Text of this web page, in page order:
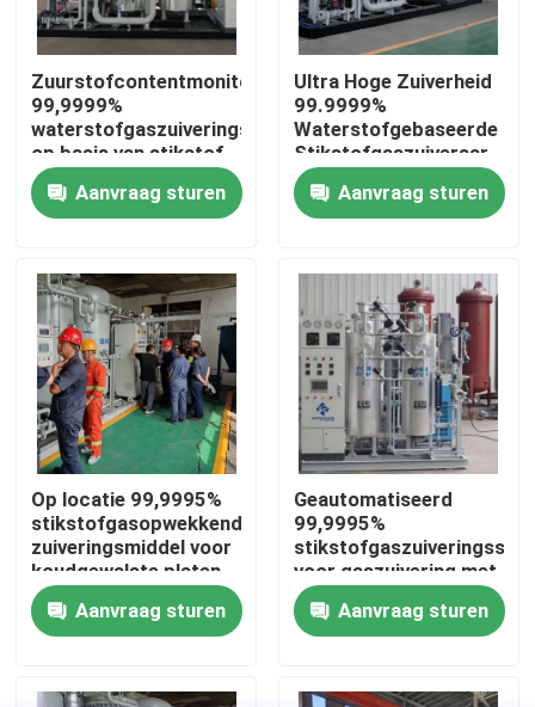
Thuis
Producten
Over ons
Kwaliteitscontrole
Neem contact met ons op
Nieuws
Vraag een offerte
PSA stikstofgasgeneratoren
De Generator van de hoge Zuiverheidsstikstof
Zuurstofcontentmonitor
99,9999%
waterstofgaszuiveringsmiddel
op basis van stikstof
Aanvraag sturen
Ultra Hoge Zuiverheid
99.9999%
Waterstofgebaseerde
Stikstofgaszuiveraar
Aanvraag sturen
Op locatie 99,9995%
stikstofgasopwekkende
zuiveringsmiddel voor
koudgewalste platen
Aanvraag sturen
Geautomatiseerd
99,9995%
voor gaszuivering met
grote capaciteit
Aanvraag sturen